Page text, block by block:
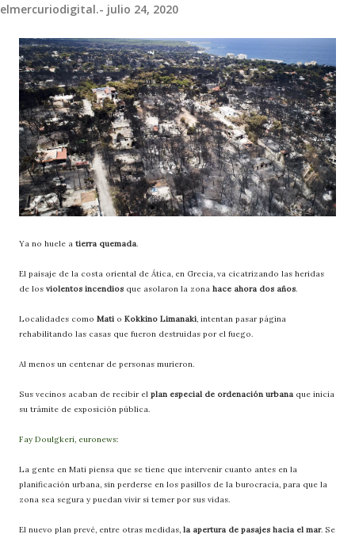
elmercuriodigital.- julio 24, 2020
Ya no huele a tierra quemada.
El paisaje de la costa oriental de Ática, en Grecia, va cicatrizando las heridas
de los violentos incendios que asolaron la zona hace ahora dos años.
Localidades como Mati o Kokkino Limanaki, intentan pasar página
rehabilitando las casas que fueron destruidas por el fuego.
Al menos un centenar de personas murieron.
Sus vecinos acaban de recibir el plan especial de ordenación urbana que inicia
su trámite de exposición pública.
Fay Doulgkeri, euronews:
La gente en Mati piensa que se tiene que intervenir cuanto antes en la
planificación urbana, sin perderse en los pasillos de la burocracia, para que la
zona sea segura y puedan vivir si temer por sus vidas.
El nuevo plan prevé, entre otras medidas, la apertura de pasajes hacia el mar. Se